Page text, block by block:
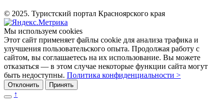
© 2025. Туристский портал Красноярского края
Мы используем cookies
Этот сайт применяет файлы cookie для анализа трафика и
улучшения пользовательского опыта. Продолжая работу с
сайтом, вы соглашаетесь на их использование. Вы можете
отказаться — в этом случае некоторые функции сайта могут
быть недоступны. Политика конфиденциальности >
Отклонить Принять
↑